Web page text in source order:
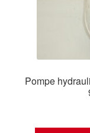
Pompe